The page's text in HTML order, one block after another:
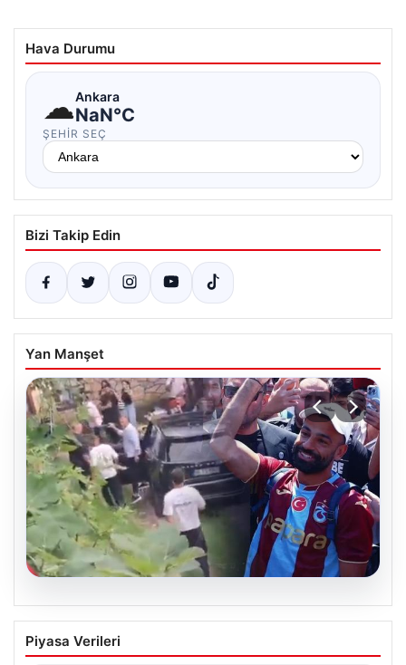
Hava Durumu
☁Ankara
NaN°C
ŞEHIR SEÇ
Bizi Takip Edin
Yan Manşet
Trabzonlu Teyzenin Mohamed Salah’a
Yönelik Sıcak Yaklaşımı Gülümsetti
Piyasa Verileri